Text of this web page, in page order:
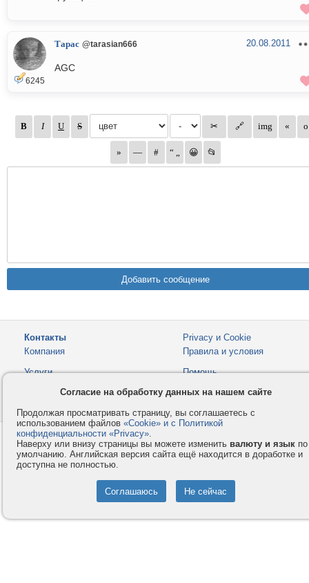
6245
Тарас @tarasian666 20.08.2011
AGC
Контакты
Компания
Privacy и Cookie
Правила и условия
Услуги
Как оплатить
Помощь
Согласие на обработку данных на нашем сайте
Продолжая просматривать страницу, вы соглашаетесь с
использованием файлов «Cookie» и с Политикой
конфиденциальности «Privacy».
Наверху или внизу страницы вы можете изменить валюту и язык по
умолчанию. Английская версия сайта ещё находится в доработке и
доступна не полностью.